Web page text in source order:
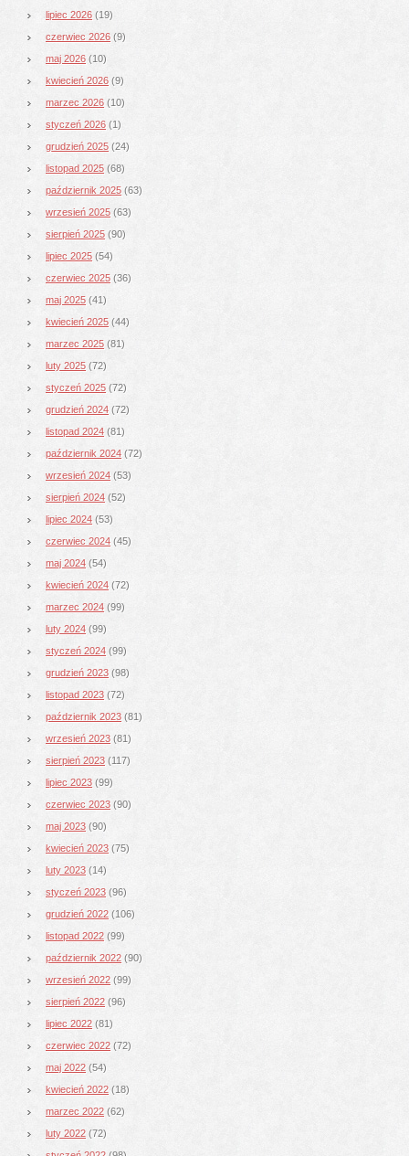
lipiec 2026 (19)
czerwiec 2026 (9)
maj 2026 (10)
kwiecień 2026 (9)
marzec 2026 (10)
styczeń 2026 (1)
grudzień 2025 (24)
listopad 2025 (68)
październik 2025 (63)
wrzesień 2025 (63)
sierpień 2025 (90)
lipiec 2025 (54)
czerwiec 2025 (36)
maj 2025 (41)
kwiecień 2025 (44)
marzec 2025 (81)
luty 2025 (72)
styczeń 2025 (72)
grudzień 2024 (72)
listopad 2024 (81)
październik 2024 (72)
wrzesień 2024 (53)
sierpień 2024 (52)
lipiec 2024 (53)
czerwiec 2024 (45)
maj 2024 (54)
kwiecień 2024 (72)
marzec 2024 (99)
luty 2024 (99)
styczeń 2024 (99)
grudzień 2023 (98)
listopad 2023 (72)
październik 2023 (81)
wrzesień 2023 (81)
sierpień 2023 (117)
lipiec 2023 (99)
czerwiec 2023 (90)
maj 2023 (90)
kwiecień 2023 (75)
luty 2023 (14)
styczeń 2023 (96)
grudzień 2022 (106)
listopad 2022 (99)
październik 2022 (90)
wrzesień 2022 (99)
sierpień 2022 (96)
lipiec 2022 (81)
czerwiec 2022 (72)
maj 2022 (54)
kwiecień 2022 (18)
marzec 2022 (62)
luty 2022 (72)